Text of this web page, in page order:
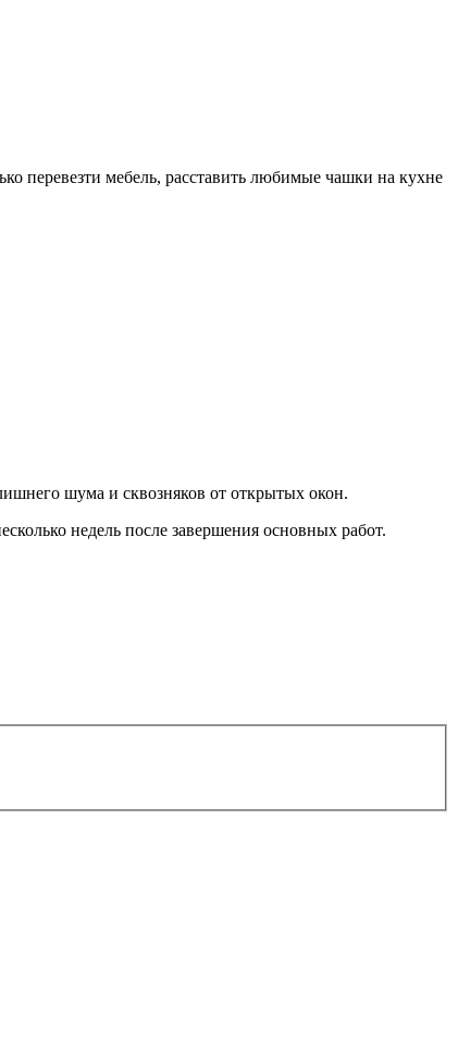
перевезти мебель, расставить любимые чашки на кухне
шума и сквозняков от открытых окон.
недель после завершения основных работ.